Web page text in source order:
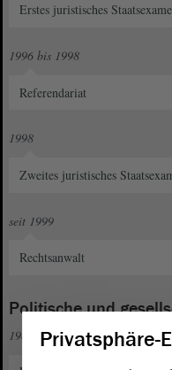
Erstes juristisches
1996 bis 1998
Referendariat
1998
Zweites juristisches
seit 1999
Rechtsanwalt
Politische und
1989 Privatsphäre-